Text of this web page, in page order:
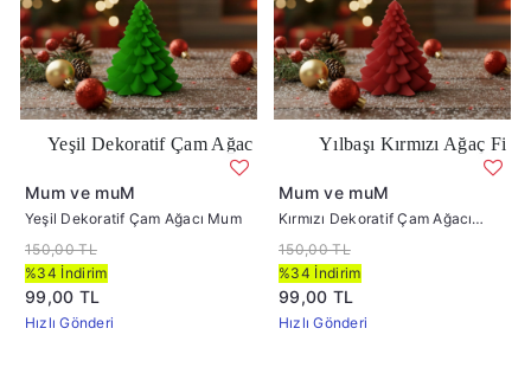
Çam Ağacı Mum
Mum ve muM
Yeşil Dekoratif Çam Ağacı Mum
150,00 TL
%34 İndirim
99,00 TL
Hızlı Gönderi
Yılbaşı Kırmızı Ağaç Figürlü Mum
Mum ve muM
Kırmızı Dekoratif Çam Ağacı
Mum
150,00 TL
%34 İndirim
99,00 TL
Hızlı Gönderi